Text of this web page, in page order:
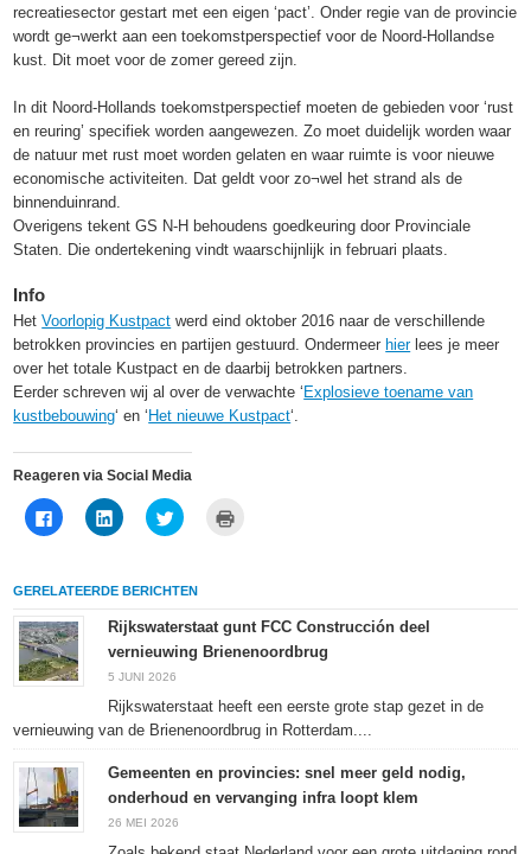
recreatiesector gestart met een eigen ‘pact’. Onder regie van de provincie
wordt ge¬werkt aan een toekomstperspectief voor de Noord-Hollandse
kust. Dit moet voor de zomer gereed zijn.
In dit Noord-Hollands toekomstperspectief moeten de gebieden voor ‘rust
en reuring’ specifiek worden aangewezen. Zo moet duidelijk worden waar
de natuur met rust moet worden gelaten en waar ruimte is voor nieuwe
economische activiteiten. Dat geldt voor zo¬wel het strand als de
binnenduinrand.
Overigens tekent GS N-H behoudens goedkeuring door Provinciale
Staten. Die ondertekening vindt waarschijnlijk in februari plaats.
Info
HetVoorlopig Kustpact werd eind oktober 2016 naar de verschillende
betrokken provincies en partijen gestuurd. Ondermeer hierlees je meer
over het totale Kustpact en de daarbij betrokken partners.
Eerder schreven wij al over de verwachte ‘ Explosieve toename van
kustbebouwing‘ en ‘ Het nieuwe Kustpact‘.
Reageren via Social Media
Klik
om
Facebook
(Wordt
een
nieuw
venster
geopend)
Klik
om
delen
(Wordt
een
nieuw
venster
geopend)
Klik
om
Twitter
(Wordt
een
nieuw
venster
nieuw
geopend)
GERELATEERDE BERICHTEN
Rijkswaterstaat gunt FCC Construcción deel
vernieuwing Brienenoordbrug
5 JUNI 2026
Rijkswaterstaat heeft een eerste grote stap gezet in de
vernieuwing van de Brienenoordbrug in Rotterdam....
Gemeenten en provincies: snel meer geld nodig,
onderhoud en vervanging infra loopt klem
26 MEI 2026